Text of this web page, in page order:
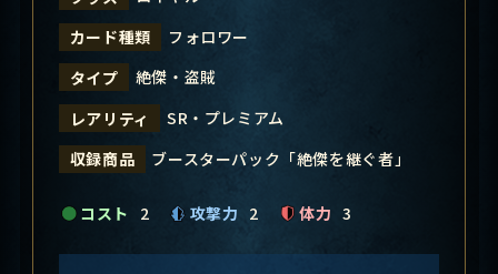
カード種類
フォロワー
タイプ
絶傑・盗賊
レアリティ
SR・プレミアム
収録商品
ブースターパック「絶傑を継ぐ者」
コスト 2 攻撃力 2 体力 3